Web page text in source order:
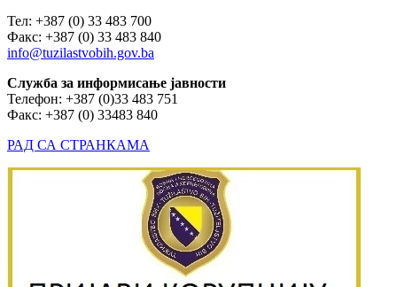
Тел: +387 (0) 33 483 700
Факс: +387 (0) 33 483 840
info@tuzilastvobih.gov.ba
Служба за информисање јавности
Телефон: +387 (0)33 483 751
Факс: +387 (0) 33483 840
РАД СА СТРАНКАМА